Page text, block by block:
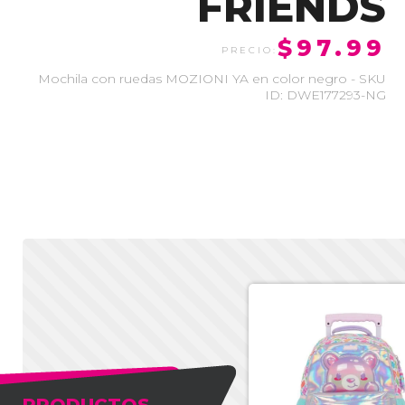
$97.99
Mochila con ruedas MOZIONI YA en color negro - SKU
ID: DWE177293-NG